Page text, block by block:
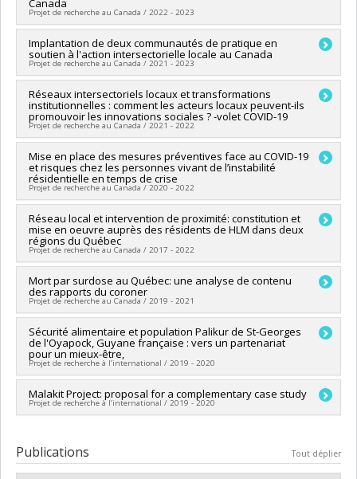
Programmes de subvention : PVXXXXXX-Subvention Savoir
Co-chercheurs : Lourdès Rodriguez Del Barrio
André-Anne Parent
sciences humaines du Canada
Programmes de subvention : PV153480-Subventions de
développement Savoir
Canada
Projet de recherche au Canada / 2022 - 2023
Chercheur principal :Nassera Touati
Co-chercheurs : André-Anne Parent
Sources de financement :
Programmes de subvention :PVXXXXXX-Subvention
institutionnelle globale
Implantation de deux communautés de pratique en
soutien à l'action intersectorielle locale au Canada
Projet de recherche au Canada / 2021 - 2023
Chercheur principal :Angèle Bilodeau
Co-chercheurs : Louise Potvin,André-Anne Parent
Sources de financement :CRSH/Conseil de recherches en
sciences humaines du Canada
Programmes de subvention :PV152160-Subvention
Connexion
Réseaux intersectoriels locaux et transformations
institutionnelles : comment les acteurs locaux peuvent-ils
promouvoir les innovations sociales ? -volet COVID-19
Projet de recherche au Canada / 2021 - 2022
Sources de financement :FRQSC/Fonds de recherche du
Québec - Société et culture (FQRSC)
Programmes de subvention :PVXXXXXX-(SE) Programme
Soutien aux équipes de recherche - Stade de développement
: Renouvellement
Mise en place des mesures préventives face au COVID-19
et risques chez les personnes vivant de l’instabilité
résidentielle en temps de crise
Projet de recherche au Canada / 2020 - 2022
Chercheur principal :André-Anne Parent
Sources de financement :FRQS/Fonds de recherche du
Québec - Santé (FRSQ)
Programmes de subvention :PVXXXXXX-Initiatives dans le
cadre de la pandémie COVID-19
Réseau local et intervention de proximité: constitution et
mise en oeuvre auprès des résidents de HLM dans deux
régions du Québec
Projet de recherche au Canada / 2017 - 2022
Chercheur principal : André-Anne Parent
Sources de financement :FRQSC/Fonds de recherche du
Québec - Société et culture (FQRSC)
recherche pour la relève professorale
Mort par surdose au Québec: une analyse de contenu
des rapports du coroner
Projet de recherche au Canada / 2019 - 2021
Chercheur principal : André-Anne Parent
Sécurité alimentaire et population Palikur de St-Georges
de l'Oyapock, Guyane française : vers un partenariat
pour un mieux-être,
Projet de recherche à l’international / 2019 - 2020
Chercheur principal :André-Anne Parent
Malakit Project: proposal for a complementary case study
Projet de recherche à l’international / 2019 - 2020
Publications Tout déplier